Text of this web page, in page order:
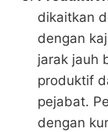
dikaitkan
dengan
jarak jauh
produktif
pejabat.
dengan